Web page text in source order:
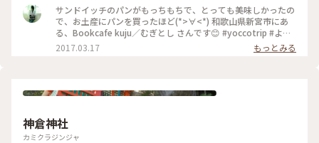
宮 #新宮 #ことりっぷスターユーザー旅 #ことりっぷスターユ
ーザー #ことりっぷ #cotrip #世界遺産 #worldHeritage
#japan #IGersJP #team_jp_ #wakayama
#worldheritagejapan #fujifilm #xt1 #35mmf1.4
#Bookcafekuju #むぎとし
サンドイッチのパンがもっちもちで、とっても美味しかったの
で、お土産にパンを買ったほど(*>∀<*) 和歌山県新宮市にあ
る、Bookcafe kuju／むぎとし さんです😊 #yoccotrip #よっ
ことりっぷ #ことりっぷ新宮 #新宮 #ことりっぷスターユーザ
ー旅 #ことりっぷスターユーザー #ことりっぷ #cotrip #世界
#35mmf1.4 #Bookcafekuju #むぎとし
2017.03.17 もっとみる
神倉神社
カミクラジンジャ